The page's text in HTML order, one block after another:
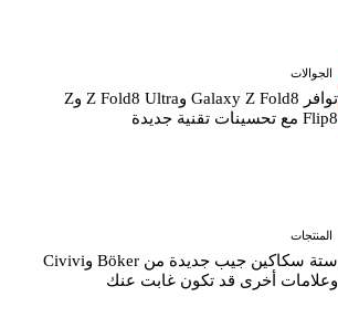
الجوالات
توافر Galaxy Z Fold8 وZ Fold8 Ultra وZ
Flip8 مع تحسينات تقنية جديدة
المنتجات
ستة سكاكين جيب جديدة من Böker وCivivi
وعلامات أخرى قد تكون غابت عنك